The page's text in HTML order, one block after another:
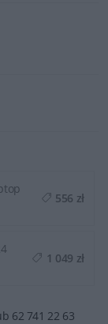
556 zł
1 049 zł
62 741 22 63